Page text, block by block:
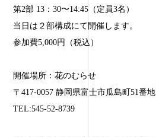
第2部 13：30〜14:45（定員3名）
当日は２部構成にて開催します。
参加費5,000円（税込）
開催場所：花のむらせ
〒417-0057 静岡県富士市瓜島町51番地
TEL:545-52-8739